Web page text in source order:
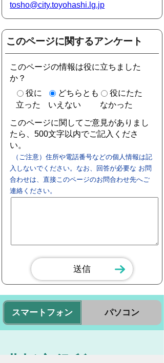
tosho@city.toyohashi.lg.jp
このページに関するアンケート
このページの情報は役に立ちました
か？
役に
立った
どちらとも
いえない
役にたた
なかった
このページに関してご意見がありまし
たら、500文字以内でご記入くださ
い。
（ご注意）住所や電話番号などの個人情報は記
入しないでください。なお、回答が必要な お問
合わせは、直接このページのお問合わせ先へご
連絡ください。
スマートフォン パソコン